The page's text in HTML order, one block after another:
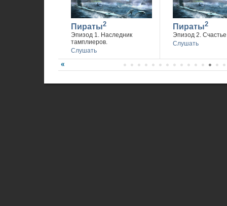
Пираты2
Эпизод 1. Наследник
тамплиеров.
Слушать
Пираты2
Эпизод 2. Счастье
Слушать